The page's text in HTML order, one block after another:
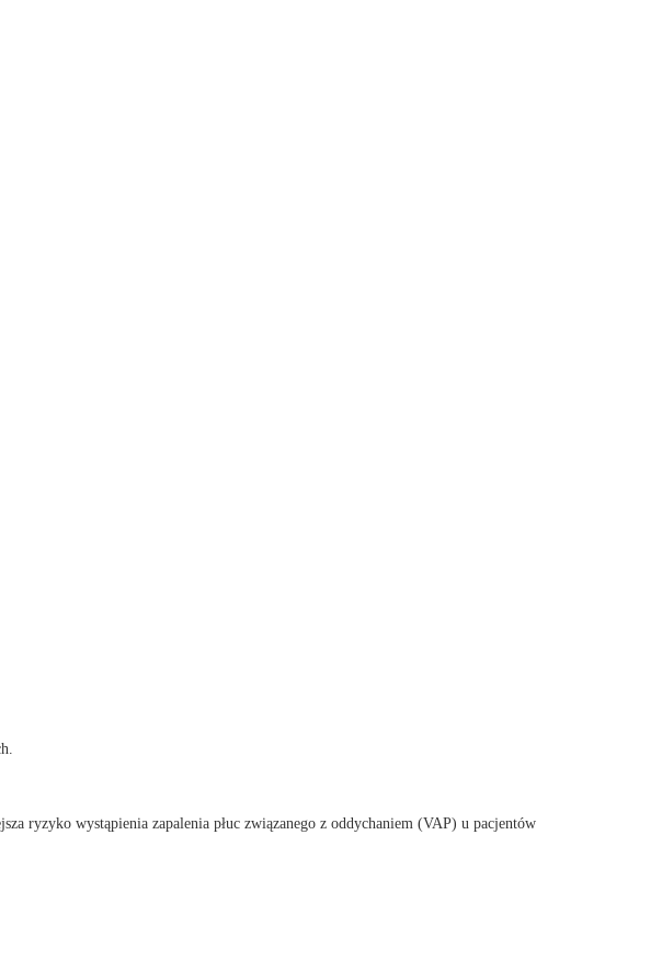
ryzyko wystąpienia zapalenia płuc związanego z oddychaniem (VAP) u pacjentów